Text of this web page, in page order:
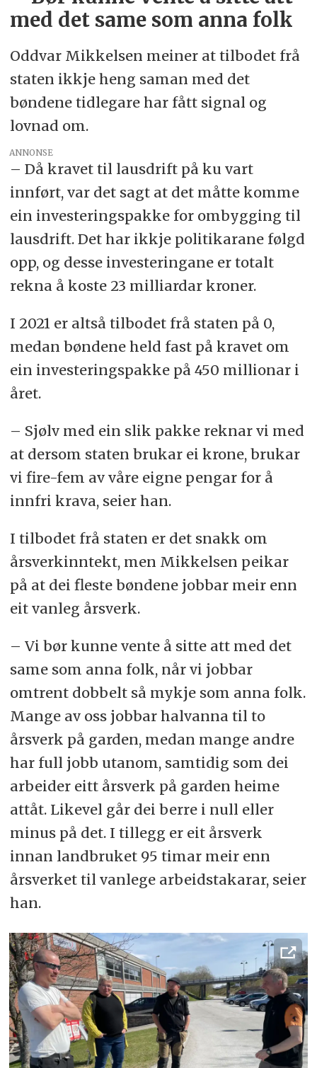
med det same som anna folk
Oddvar Mikkelsen meiner at tilbodet frå
staten ikkje heng saman med det
bøndene tidlegare har fått signal og
lovnad om.
ANNONSE
– Då kravet til lausdrift på ku vart
innført, var det sagt at det måtte komme
ein investeringspakke for ombygging til
lausdrift. Det har ikkje politikarane følgd
opp, og desse investeringane er totalt
rekna å koste 23 milliardar kroner.
I 2021 er altså tilbodet frå staten på 0,
medan bøndene held fast på kravet om
ein investeringspakke på 450 millionar i
året.
– Sjølv med ein slik pakke reknar vi med
at dersom staten brukar ei krone, brukar
vi fire-fem av våre eigne pengar for å
innfri krava, seier han.
I tilbodet frå staten er det snakk om
årsverkinntekt, men Mikkelsen peikar
på at dei fleste bøndene jobbar meir enn
eit vanleg årsverk.
– Vi bør kunne vente å sitte att med det
same som anna folk, når vi jobbar
omtrent dobbelt så mykje som anna folk.
Mange av oss jobbar halvanna til to
årsverk på garden, medan mange andre
har full jobb utanom, samtidig som dei
arbeider eitt årsverk på garden heime
attåt. Likevel går dei berre i null eller
minus på det. I tillegg er eit årsverk
innan landbruket 95 timar meir enn
årsverket til vanlege arbeidstakarar, seier
han.